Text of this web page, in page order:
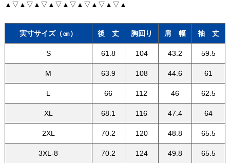
▲▽▲▽▲▽▲▽▲▽▲▽▲▽▲▽▲
実寸サイズ（㎝） 後 丈 胸回り 肩 幅 袖 丈
S 61.8 104 43.2 59.5
M 63.9 108 44.6 61
L 66 112 46 62.5
XL 68.1 116 47.4 64
2XL 70.2 120 48.8 65.5
3XL-8 70.2 124 49.8 65.5